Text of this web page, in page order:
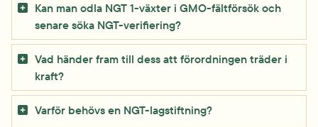
Kan man odla NGT 1-växter i GMO-fältförsök och
senare söka NGT-verifiering?
Vad händer fram till dess att förordningen träder i
kraft?
Varför behövs en NGT-lagstiftning?